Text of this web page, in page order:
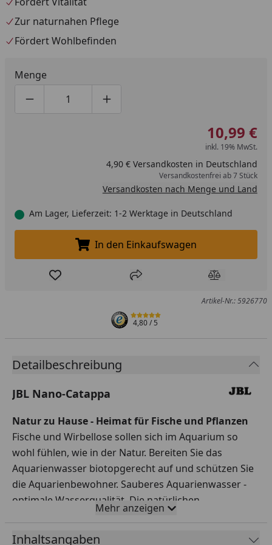
Zur naturnahen Pflege
Fördert Wohlbefinden
Menge
Produktmenge um eins verringern
Produktmenge manuell eingeben
Produktmenge um eins erhöhen
10,99 €
inkl. 19% MwSt.
4,90 € Versandkosten in Deutschland
Versandkostenfrei ab 7 Stück
Versandkosten nach Menge und Land
Am Lager, Lieferzeit: 1-2 Werktage in Deutschland
In den Einkaufswagen legen
In den Einkaufswagen
Produkt zur Wunschliste hinzufügen
Teilen Produkt
Artikel-Nr.: 5926770
4,80/ 5
Detailbeschreibung
JBL Nano-Catappa
Natur zu Hause - Heimat für Fische und Pflanzen
Fische und Wirbellose sollen sich im Aquarium so
wohl fühlen, wie in der Natur. Bereiten Sie das
Aquarienwasser biotopgerecht auf und schützen Sie
die Aquarienbewohner. Sauberes Aquarienwasser -
optimale Wasserqualität. Die natürlichen
Inhaltsstoffe der Seemandelbaumblätter (Catappa)
besitzen sehr viele nachgewiesene positive
Mehr anzeigen
Inhaltsangaben